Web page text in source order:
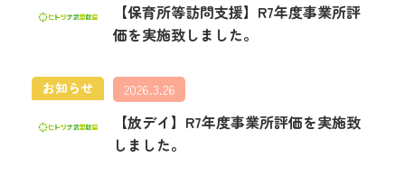
【保育所等訪問支援】R7年度事業所評
価を実施致しました。
お知らせ
【放デイ】R7年度事業所評価を実施致
しました。
2026.3.26